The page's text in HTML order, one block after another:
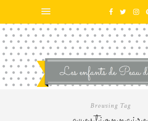
Browsing Tag